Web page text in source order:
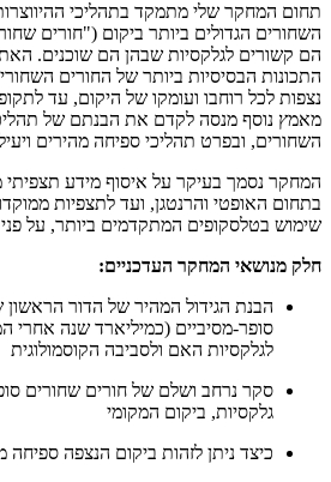
תחום המחקר שלי מתמקד בתהליכי
השחורים הגדולים ביותר ביקום ("חורים
הם קשורים לגלקסיות שבהן הם שוכנים.
התכונות הבסיסיות ביותר של החורים
נצפות לכל רוחבו ועומקו של היקום, עד
מאמץ נוסף מנסה לקדם את הבנתם של
השחורים, ובפרט תהליכי ספיחה מהירים
המחקר נסמך בעיקר על איסוף מידע תצפיתי
בתחום האופטי והרנטגן, ועד לתצפיות
שימוש בטלסקופים המתקדמים ביותר, על
חלק מנושאי המחקר העדכניים:
הבנת הגידול המהיר של הדור הראשון
סופר-מסיביים (כמיליארד שנה אחרי
לגלקסיות האם ולסביבה הקוסמולוגית
סקר נרחב ושלם של חורים שחורים
גלקסיות, ביקום המקומי
כיצד ניתן לזהות ביקום הנצפה